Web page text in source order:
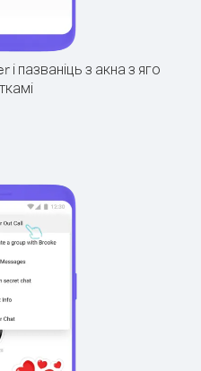
пазваніць з акна з яго